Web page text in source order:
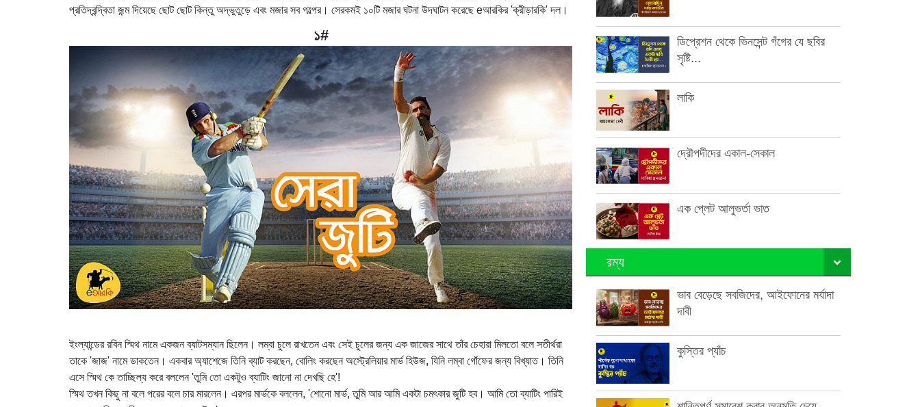
প্রতিদ্বন্দ্বিতা জন্ম দিয়েছে ছোট ছোট কিন্তু অদ্ভুতুড়ে এবং মজার সব গল্পের। সেরকমই ১০টি মজার ঘটনা উদঘাটন করেছে eআরকির 'ক্রীড়ারকি' দল।
১#
ইংল্যান্ডের রবিন স্মিথ নামে একজন ব্যাটসম্যান ছিলেন। লম্বা চুলে রাখতেন এবং সেই চুলের জন্য এক জাজের সাথে তাঁর চেহারা মিলতো বলে সতীর্থরা
তাকে 'জাজ' নামে ডাকতেন। একবার অ্যাশেজে তিনি ব্যাট করছেন, বোলিং করছেন অস্ট্রেলিয়ার মার্ভ হিউজ, যিনি লম্বা গোঁফের জন্য বিখ্যাত। তিনি
এসে স্মিথ কে তাচ্ছিল্য করে বললেন 'তুমি তো একটুও ব্যাটিং জানো না দেখছি হে'!
স্মিথ তখন কিছু না বলে পরের বলে চার মারলেন। এরপর মার্ভকে বললেন, 'শোনো মার্ভ, তুমি আর আমি একটা চমৎকার জুটি হব। আমি তো ব্যাটিং পারিই
ডিপ্রেশন থেকে ভিনসেন্ট গঁগের যে ছবির
সৃষ্টি...
লাকি
দ্রৌপদীদের একাল-সেকাল
এক প্লেট আলুভর্তা ভাত
রম্য
ভাব বেড়েছে সবজিদের, আইফোনের মর্যাদা
দাবী
কুস্তির প্যাঁচ